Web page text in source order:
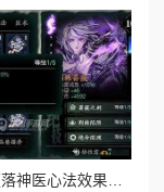
影之刃3堕落神医心法效果实测！必看的狂暴输出+生存神技攻略